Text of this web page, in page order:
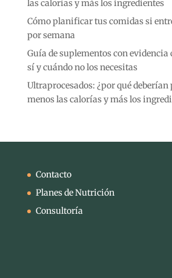
las calorías y más los ingredientes
Cómo planificar tus comidas si
por semana
Guía de suplementos con
sí y cuándo no los necesitas
Ultraprocesados: ¿por qué deberían
menos las calorías y más los
Contacto
Planes de Nutrición
Consultoría